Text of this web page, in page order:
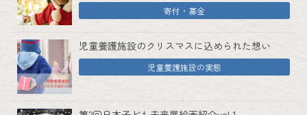
寄付・募金
児童養護施設のクリスマスに込められた想い
児童養護施設の実態